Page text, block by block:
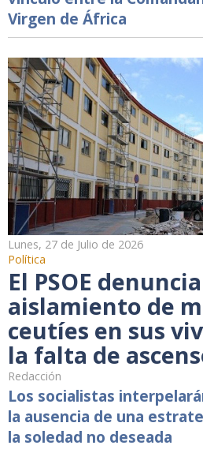
Virgen de África
Lunes, 27 de Julio de 2026
Política
El PSOE
aislamiento de
ceutíes en sus
la falta de
Redacción
Los socialistas
la ausencia de una
la soledad no deseada